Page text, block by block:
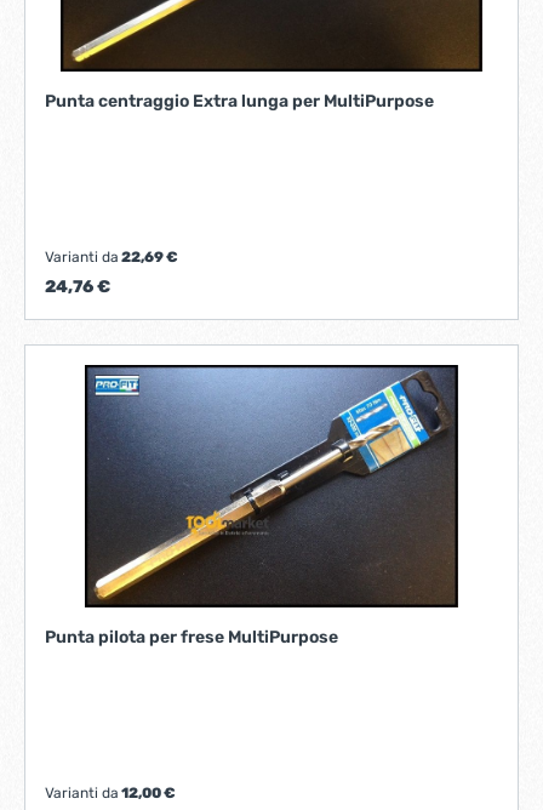
Punta centraggio Extra lunga per MultiPurpose
Varianti da 22,69 €
24,76 €
Punta pilota per frese MultiPurpose
Varianti da 12,00 €